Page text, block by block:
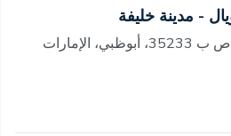
- مدينة خليفة
الشارع 16، مدينة خليفة أ، ص ب 35233، أبوظبي، الإمارات